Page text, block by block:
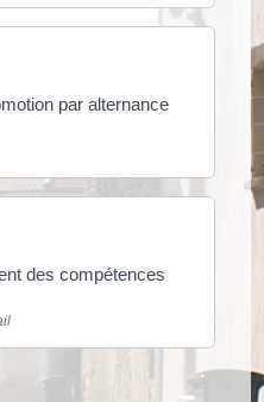
par alternance
des compétences